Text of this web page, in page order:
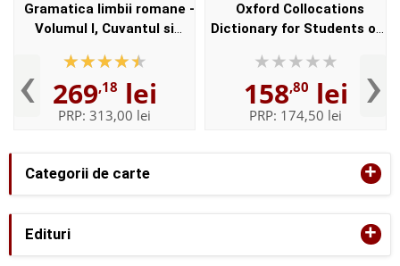
Categorii de carte +
Edituri +
‹
Gramatica limbii romane -
Volumul I, Cuvantul si
Elaborata sub egida
Institutului de
Lingvistica,,...
269,18 lei
PRP: 313,00 lei
Oxford Collocations
Dictionary for Students of
students of English -
Format, Paperback
158,80 lei
PRP: 174,50 lei ›